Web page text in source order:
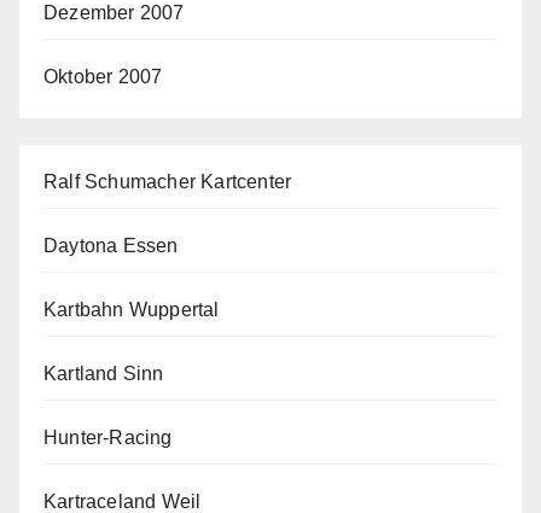
Dezember 2007
Oktober 2007
Ralf Schumacher Kartcenter
Daytona Essen
Kartbahn Wuppertal
Kartland Sinn
Hunter-Racing
Kartraceland Weil